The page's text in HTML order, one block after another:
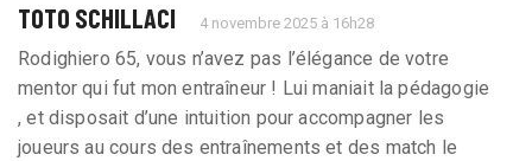
TOTO SCHILLACI 4 novembre 2025 à 16h28
Rodighiero 65, vous n’avez pas l’élégance de votre
mentor qui fut mon entraîneur ! Lui maniait la pédagogie
, et disposait d’une intuition pour accompagner les
joueurs au cours des entraînements et des match le